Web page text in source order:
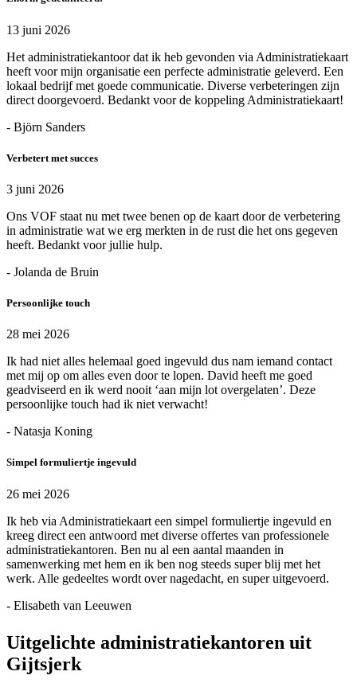
13 juni 2026
Het administratiekantoor dat ik heb gevonden via Administratiekaart
heeft voor mijn organisatie een perfecte administratie geleverd. Een
lokaal bedrijf met goede communicatie. Diverse verbeteringen zijn
direct doorgevoerd. Bedankt voor de koppeling Administratiekaart!
- Björn Sanders
Verbetert met succes
3 juni 2026
Ons VOF staat nu met twee benen op de kaart door de verbetering
in administratie wat we erg merkten in de rust die het ons gegeven
heeft. Bedankt voor jullie hulp.
- Jolanda de Bruin
Persoonlijke touch
28 mei 2026
Ik had niet alles helemaal goed ingevuld dus nam iemand contact
met mij op om alles even door te lopen. David heeft me goed
geadviseerd en ik werd nooit ‘aan mijn lot overgelaten’. Deze
persoonlijke touch had ik niet verwacht!
- Natasja Koning
Simpel formuliertje ingevuld
26 mei 2026
Ik heb via Administratiekaart een simpel formuliertje ingevuld en
kreeg direct een antwoord met diverse offertes van professionele
administratiekantoren. Ben nu al een aantal maanden in
samenwerking met hem en ik ben nog steeds super blij met het
werk. Alle gedeeltes wordt over nagedacht, en super uitgevoerd.
- Elisabeth van Leeuwen
Uitgelichte administratiekantoren uit
Gijtsjerk